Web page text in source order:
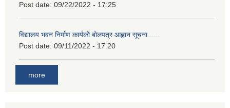
Post date: 09/22/2022 - 17:25
विद्यालय भवन निर्माण कार्यको बोलपत्र आह्वान सूचना......
Post date: 09/11/2022 - 17:20
more